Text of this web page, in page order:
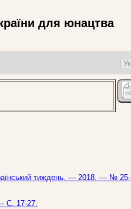
для юнацтва
тиждень. — 2018. — № 25-
С. 17-27.